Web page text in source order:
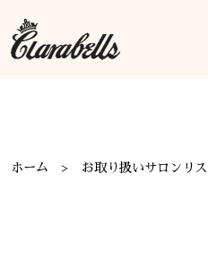
ホーム お取り扱いサロンリス